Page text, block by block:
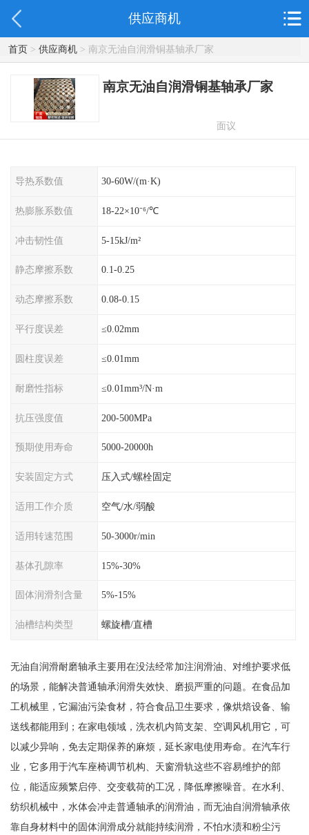
供应商机
首页> 供应商机> 南京无油自润滑铜基轴承厂家
南京无油自润滑铜基轴承厂家
面议
导热系数值 30-60W/(m·K)
热膨胀系数值 18-22×10⁻⁶/℃
冲击韧性值 5-15kJ/m²
静态摩擦系数 0.1-0.25
动态摩擦系数 0.08-0.15
平行度误差 ≤0.02mm
圆柱度误差 ≤0.01mm
耐磨性指标 ≤0.01mm³/N·m
抗压强度值 200-500MPa
预期使用寿命 5000-20000h
安装固定方式 压入式/螺栓固定
适用工作介质 空气/水/弱酸
适用转速范围 50-3000r/min
基体孔隙率 15%-30%
固体润滑剂含量 5%-15%
油槽结构类型 螺旋槽/直槽
无油自润滑耐磨轴承主要用在没法经常加注润滑油、对维护要求低
的场景，能解决普通轴承润滑失效快、磨损严重的问题。在食品加
工机械里，它漏油污染食材，符合食品卫生要求，像烘焙设备、输
送线都能用到；在家电领域，洗衣机内筒支架、空调风机用它，可
以减少异响，免去定期保养的麻烦，延长家电使用寿命。在汽车行
业，它多用于汽车座椅调节机构、天窗滑轨这些不容易维护的部
位，能适应频繁启停、交变载荷的工况，降低摩擦噪音。在水利、
纺织机械中，水体会冲走普通轴承的润滑油，而无油自润滑轴承依
靠自身材料中的固体润滑成分就能持续润滑，不怕水渍和粉尘污